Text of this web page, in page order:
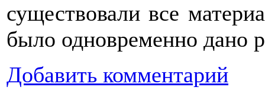
существовали все
было одновременно дано
Добавить комментарий